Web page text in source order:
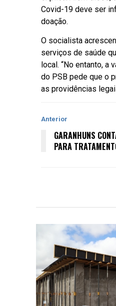
Covid-19 deve ser
doação.
O socialista
serviços de saúde
local. “No entanto, a
do PSB pede que o
as providências
Anterior
GARANHUNS
PARA